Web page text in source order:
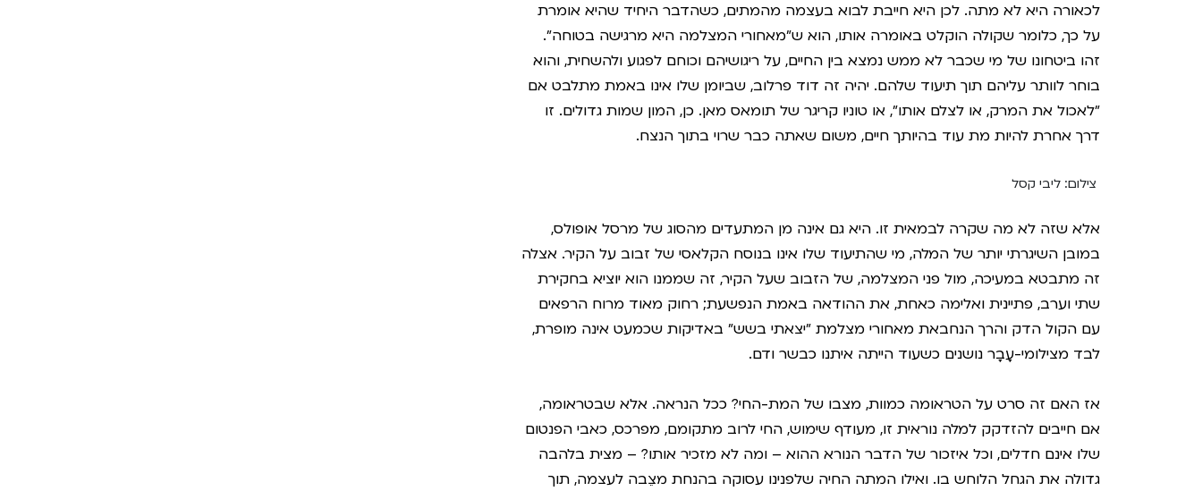
לכאורה היא לא מתה. לכן היא חייבת לבוא בעצמה מהמתים, כשהדבר היחיד שהיא אומרת
על כך, כלומר שקולה הוקלט באומרה אותו, הוא ש"מאחורי המצלמה היא מרגישה בטוחה".
זהו ביטחונו של מי שכבר לא ממש נמצא בין החיים, על ריגושיהם וכוחם לפגוע ולהשחית, והוא
בוחר לוותר עליהם תוך תיעוד שלהם. יהיה זה דוד פרלוב, שביומן שלו אינו באמת מתלבט אם
"לאכול את המרק, או לצלם אותו", או טוניו קריגר של תומאס מאן. כן, המון שמות גדולים. זו
דרך אחרת להיות מת עוד בהיותך חיים, משום שאתה כבר שרוי בתוך הנצח.
צילום: ליבי קסל
אלא שזה לא מה שקרה לבמאית זו. היא גם אינה מן המתעדים מהסוג של מרסל אופולס,
במובן השיגרתי יותר של המלה, מי שהתיעוד שלו אינו בנוסח הקלאסי של זבוב על הקיר. אצלה
זה מתבטא במעיכה, מול פני המצלמה, של הזבוב שעל הקיר, זה שממנו הוא יוציא בחקירת
שתי וערב, פתיינית ואלימה כאחת, את ההודאה באמת הנפשעת; רחוק מאוד מרוח הרפאים
עם הקול הדק והרך הנחבאת מאחורי מצלמת "יצאתי בשש" באדיקות שכמעט אינה מופרת,
לבד מצילומי-עָבָר נושנים כשעוד הייתה איתנו כבשר ודם.
אז האם זה סרט על הטראומה כמוות, מצבו של המת-החי? ככל הנראה. אלא שבטראומה,
אם חייבים להזדקק למלה נוראית זו, מעודף שימוש, החי לרוב מתקומם, מפרכס, כאבי הפנטום
שלו אינם חדלים, וכל איזכור של הדבר הנורא ההוא – ומה לא מזכיר אותו? – מצית בלהבה
גדולה את הגחל הלוחש בו. ואילו המתה החיה שלפנינו עסוקה בהנחת מצֵבה לעצמה, תוך